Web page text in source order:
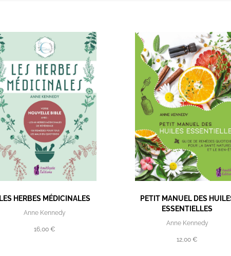
LES HERBES MÉDICINALES
Anne Kennedy
16,00 €
PETIT MANUEL DES
ESSENTIELLES
Anne Kennedy
12,00 €